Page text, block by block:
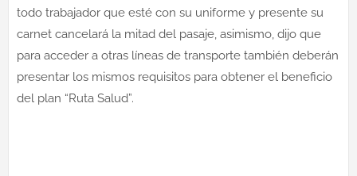
todo trabajador que esté con su uniforme y presente su
carnet cancelará la mitad del pasaje, asimismo, dijo que
para acceder a otras líneas de transporte también deberán
presentar los mismos requisitos para obtener el beneficio
del plan “Ruta Salud”.